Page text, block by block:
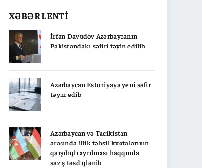
XƏBƏR LENTİ
İrfan Davudov Azərbaycanın
Pakistandakı səfiri təyin edilib
Azərbaycan Estoniyaya yeni səfir
təyin edib
Azərbaycan və Tacikistan
arasında illik təhsil kvotalarının
qarşılıqlı ayrılması haqqında
saziş təsdiqlənib